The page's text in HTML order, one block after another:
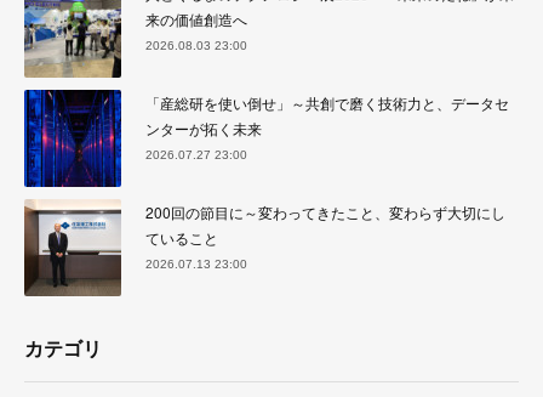
来の価値創造へ
2026.08.03 23:00
「産総研を使い倒せ」～共創で磨く技術力と、データセ
ンターが拓く未来
2026.07.27 23:00
200回の節目に～変わってきたこと、変わらず大切にし
ていること
2026.07.13 23:00
カテゴリ